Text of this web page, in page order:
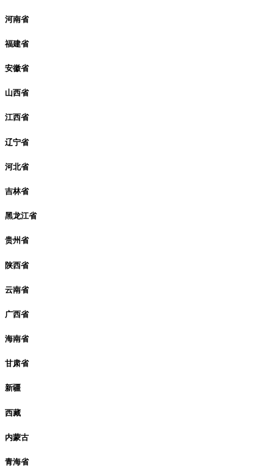
河南省
福建省
安徽省
山西省
江西省
辽宁省
河北省
吉林省
黑龙江省
贵州省
陕西省
云南省
广西省
海南省
甘肃省
新疆
西藏
内蒙古
青海省